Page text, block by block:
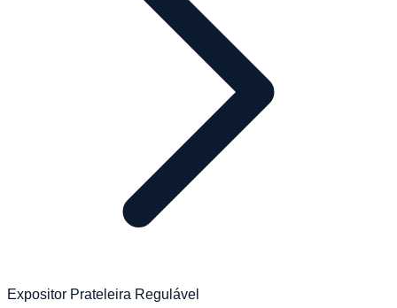
Expositor Prateleira Regulável